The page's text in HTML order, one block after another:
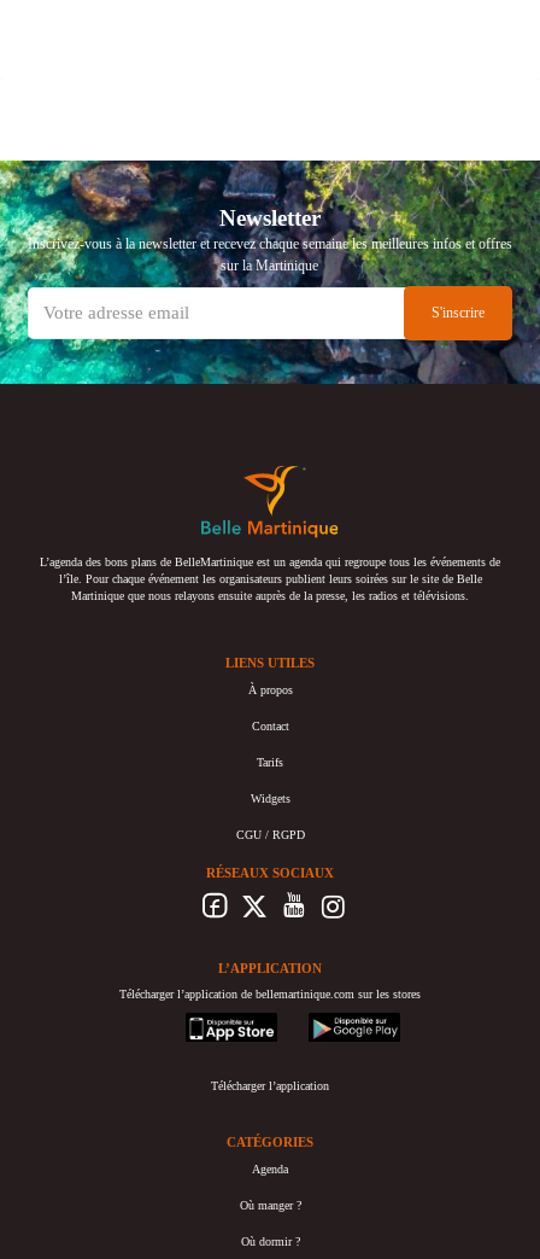
Newsletter
Inscrivez-vous à la newsletter et recevez chaque semaine les meilleures infos et offres
sur la Martinique
L’agenda des bons plans de BelleMartinique est un agenda qui regroupe tous les événements de
l’île. Pour chaque événement les organisateurs publient leurs soirées sur le site de Belle
Martinique que nous relayons ensuite auprès de la presse, les radios et télévisions.
LIENS UTILES
À propos
Contact
Tarifs
Widgets
CGU / RGPD
RÉSEAUX SOCIAUX
L’APPLICATION
Télécharger l’application de bellemartinique.com sur les stores
appstore
googleplay
Télécharger l’application
CATÉGORIES
Agenda
Où manger ?
Où dormir ?